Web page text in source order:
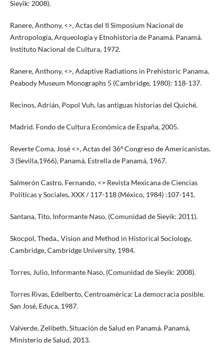
Sieyik: 2008).
Ranere, Anthony, <>, Actas del II Simposium Nacional de
Antropología, Arqueología y Etnohistoria de Panamá. Panamá.
Instituto Nacional de Cultura, 1972.
Ranere, Anthony, <>, Adaptive Radiations in Prehistoric Panama,
Peabody Museum Monographs 5 (Cambridge, 1980): 118-137.
Recinos, Adrián, Popol Vuh, las antiguas historias del Quiché.
Madrid. Fondo de Cultura Económica de España, 2005.
Reverte Coma, José <>, Actas del 36º Congreso de Americanistas,
3 (Sevilla,1966), Panamá, Estrella de Panamá, 1967.
Salmerón Castro, Fernando, <> Revista Mexicana de Ciencias
Políticas y Sociales, XXX / 117-118 (México, 1984) :107-141.
Santana, Tito, Informante Naso, (Comunidad de Sieyik: 2011).
Skocpol, Theda., Vision and Method in Historical Sociology,
Cambridge, Cambridge University, 1984.
Torres, Julio, Informante Naso, (Comunidad de Sieyik: 2008).
Torres Rivas, Edelberto, Centroamérica: La democracia posible.
San José, Educa, 1987.
Valverde, Zelibeth, Situación de Salud en Panamá. Panamá,
Ministerio de Salud, 2013.